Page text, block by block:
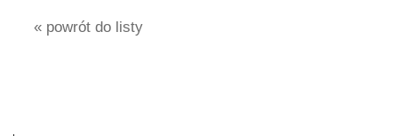
« powrót do listy